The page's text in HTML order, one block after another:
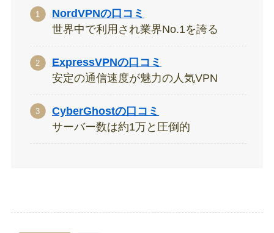
NordVPNの口コミ
世界中で利用され業界No.1を誇る
ExpressVPNの口コミ
安定の通信速度が魅力の人気VPN
CyberGhostの口コミ
サーバー数は約1万と圧倒的